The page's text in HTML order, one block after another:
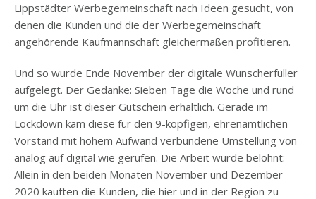
Lippstädter Werbegemeinschaft nach Ideen gesucht, von
denen die Kunden und die der Werbegemeinschaft
angehörende Kaufmannschaft gleichermaßen profitieren.
Und so wurde Ende November der digitale Wunscherfüller
aufgelegt. Der Gedanke: Sieben Tage die Woche und rund
um die Uhr ist dieser Gutschein erhältlich. Gerade im
Lockdown kam diese für den 9-köpfigen, ehrenamtlichen
Vorstand mit hohem Aufwand verbundene Umstellung von
analog auf digital wie gerufen. Die Arbeit wurde belohnt:
Allein in den beiden Monaten November und Dezember
2020 kauften die Kunden, die hier und in der Region zu